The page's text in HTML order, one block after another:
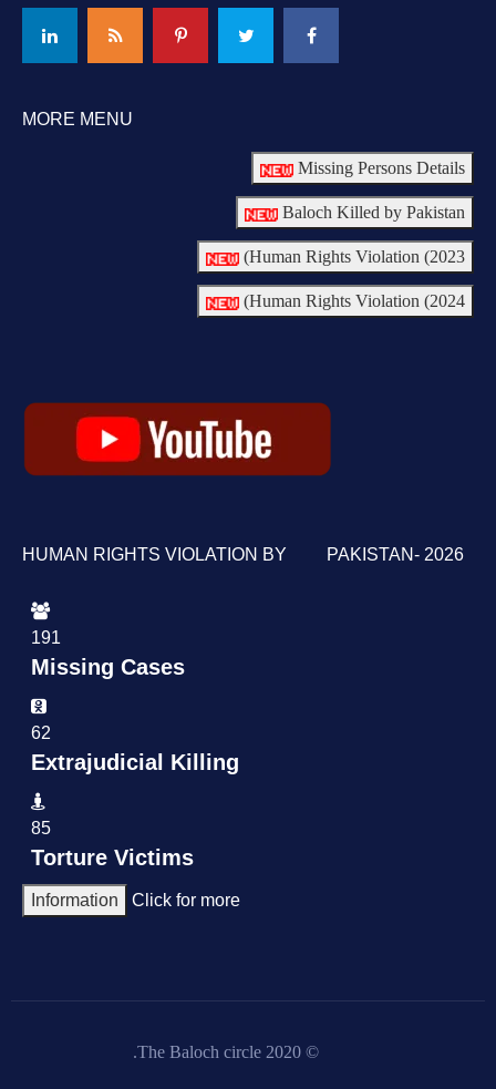
MORE MENU
Missing Persons Details
Baloch Killed by Pakistan
Human Rights Violation (2023)
Human Rights Violation (2024)
HUMAN RIGHTS VIOLATION BY PAKISTAN- 2026
191
Missing Cases
62
Extrajudicial Killing
85
Torture Victims
Click for more
Information
© 2020 The Baloch circle.